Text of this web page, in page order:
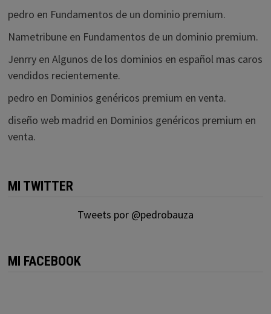
pedro en Fundamentos de un dominio premium.
Nametribuneen Fundamentos de un dominio premium.
Jenrryen Algunos de los dominios en español mas caros
vendidos recientemente.
pedro en Dominios genéricos premium en venta.
diseño web madrid en Dominios genéricos premium en
venta.
MI TWITTER
Tweets por @pedrobauza
MI FACEBOOK